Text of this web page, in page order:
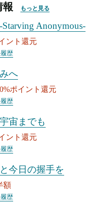
報 もっと見る
Anonymous-
ント還元
歴
へ
ポイント還元
歴
宙までも
ント還元
歴
今日の握手を
額
歴